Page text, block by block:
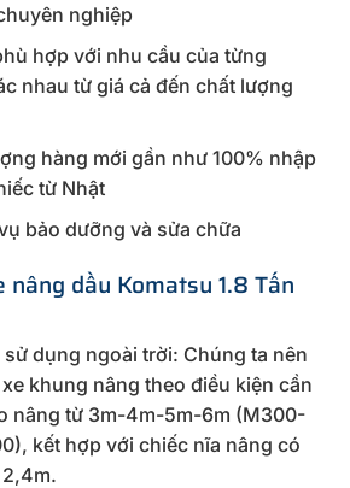
nghiệp
hợp với nhu cầu của từng
nhau từ giá cả đến chất lượng
hàng mới gần như 100% nhập
từ Nhật
bảo dưỡng và sửa chữa
nâng dầu Komatsu 1.8 Tấn
dụng ngoài trời: Chúng ta nên
khung nâng theo điều kiện cần
nâng từ 3m-4m-5m-6m (M300-
kết hợp với chiếc nĩa nâng có
2,4m.